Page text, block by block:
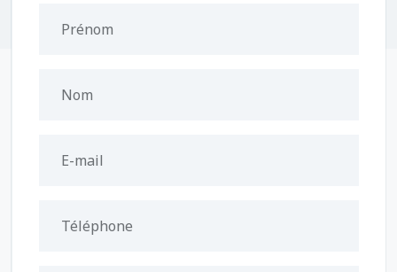
Prénom
Nom
E-mail
Téléphone